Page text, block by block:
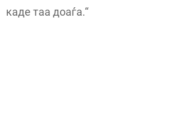
каде таа доаѓа.“